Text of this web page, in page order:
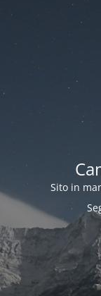
Sito in